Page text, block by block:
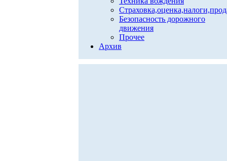
Безопасность дорожного
движения
Прочее
Архив